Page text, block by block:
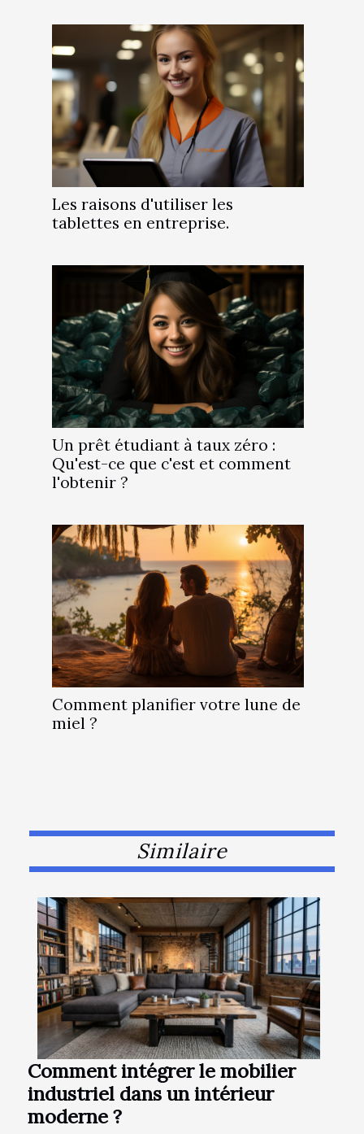
Les raisons d'utiliser les
tablettes en entreprise.
Un prêt étudiant à taux zéro :
Qu'est-ce que c'est et comment
l'obtenir ?
Comment planifier votre lune de
miel ?
Similaire
Comment intégrer le mobilier
industriel dans un intérieur
moderne ?